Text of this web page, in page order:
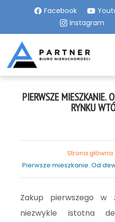
Facebook
Instagram
PIERWSZE MIESZKANIE.
RYNKU
Strona główna
Pierwsze mieszkanie. Od
Zakup pierwszego w
niezwykle istotna